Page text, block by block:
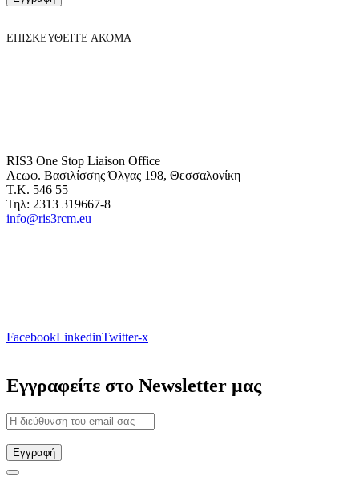
ΕΠΙΣΚΕΥΘΕΙΤΕ ΑΚΟΜΑ
RIS3 One Stop Liaison Office
Λεωφ. Βασιλίσσης Όλγας 198, Θεσσαλονίκη
Τ.Κ. 546 55
Τηλ: 2313 319667-8
info@ris3rcm.eu
FacebookLinkedinTwitter-x
Εγγραφείτε στο Newsletter μας
Εγγραφή